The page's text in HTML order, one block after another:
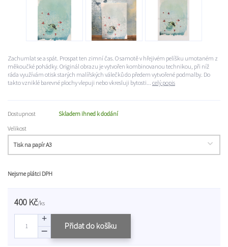
Zachumlat se a spát. Prospat ten zimní čas. O samotě v hřejivém pelíšku umotaném z
měkoučké pohádky. Originál obrazu je vytvořen kombinovanou technikou, při níž
ráda využívám otisk starých malířských válečků do předem vytvořené podmalby. Do
takto vzniklé barevné plochy vlepuji nebo vkresluji bytosti... celý popis
Dostupnost
Skladem ihned k dodání
Velikost
Nejsme plátci DPH
400 Kč/ks
Přidat do košíku